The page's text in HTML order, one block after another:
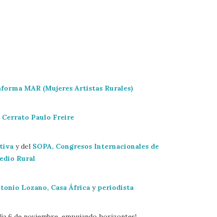
MAR (Mujeres Artistas Rurales)
Paulo Freire
y del SOPA, Congresos Internacionales de
Rural
Lozano, Casa África y periodista